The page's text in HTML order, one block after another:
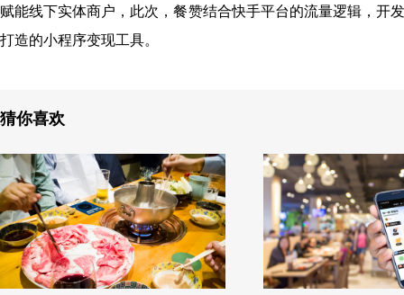
赋能线下实体商户，此次，餐赞结合快手平台的流量逻辑，开
打造的小程序变现工具。
猜你喜欢